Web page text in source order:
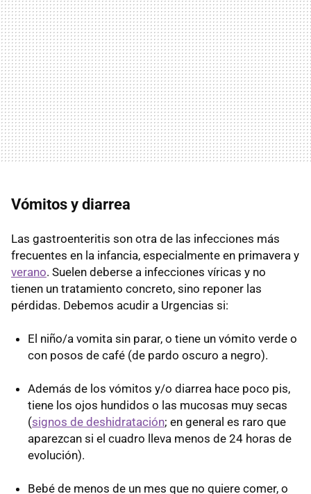
Vómitos y diarrea
Las gastroenteritis son otra de las infecciones más
frecuentes en la infancia, especialmente en primavera y
verano. Suelen deberse a infecciones víricas y no
tienen un tratamiento concreto, sino reponer las
pérdidas. Debemos acudir a Urgencias si:
El niño/a vomita sin parar, o tiene un vómito verde o
con posos de café (de pardo oscuro a negro).
Además de los vómitos y/o diarrea hace poco pis,
tiene los ojos hundidos o las mucosas muy secas
(signos de deshidratación; en general es raro que
aparezcan si el cuadro lleva menos de 24 horas de
evolución).
Bebé de menos de un mes que no quiere comer, o